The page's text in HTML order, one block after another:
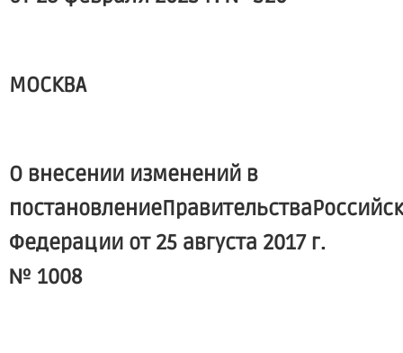
МОСКВА
О внесении изменений в
Федерации от 25 августа 2017 г.
№ 1008